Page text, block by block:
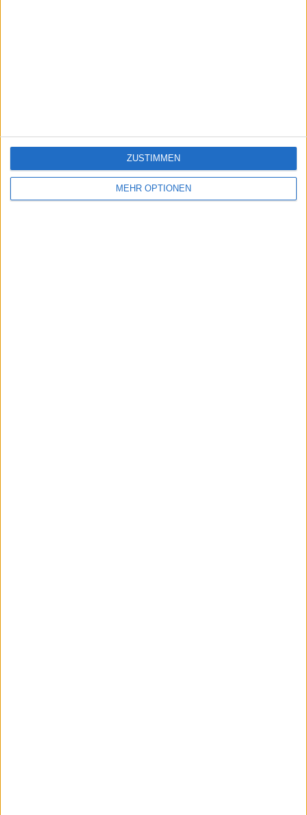
MEHR OPTIONEN
ZUSTIMMEN